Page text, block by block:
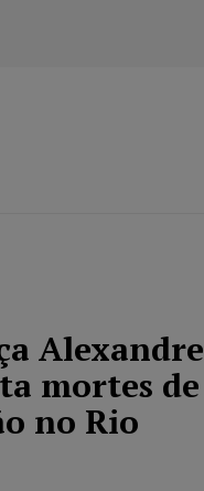
Alexandre
mortes de
no Rio